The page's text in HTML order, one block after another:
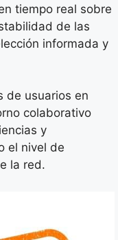
tiempo real sobre
de las
informada y
de usuarios en
colaborativo
y
el nivel de
la red.